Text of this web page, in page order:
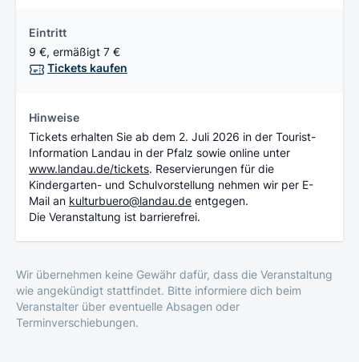
Eintritt
9 €, ermäßigt 7 €
Tickets kaufen
Hinweise
Tickets erhalten Sie ab dem 2. Juli 2026 in der Tourist-
Information Landau in der Pfalz sowie online unter
www.landau.de/tickets. Reservierungen für die
Kindergarten- und Schulvorstellung nehmen wir per E-
Mail an kulturbuero@landau.de entgegen.
Die Veranstaltung ist barrierefrei.
Wir übernehmen keine Gewähr dafür, dass die Veranstaltung
wie angekündigt stattfindet. Bitte informiere dich beim
Veranstalter über eventuelle Absagen oder
Terminverschiebungen.